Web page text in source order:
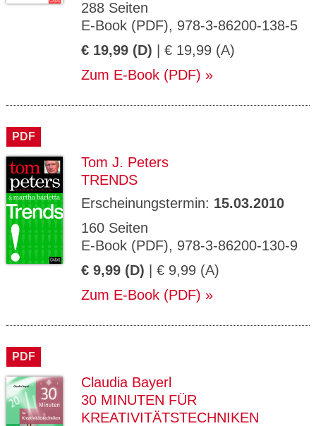
288 Seiten
E-Book (PDF), 978-3-86200-138-5
€ 19,99 (D) | € 19,99 (A)
Zum E-Book (PDF)
PDF
Tom J. Peters
TRENDS
Erscheinungstermin: 15.03.2010
160 Seiten
E-Book (PDF), 978-3-86200-130-9
€ 9,99 (D) | € 9,99 (A)
Zum E-Book (PDF)
PDF
Claudia Bayerl
30 MINUTEN FÜR
KREATIVITÄTSTECHNIKEN